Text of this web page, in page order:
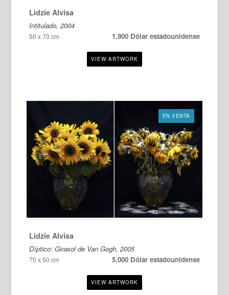
Lidzie Alvisa
Intitulado, 2004
50 x 70 cm 1,900 Dólar estadounidense
EN VENTA
Lidzie Alvisa
Díptico: Girasol de Van Gogh, 2005
70 x 50 cm 5,000 Dólar estadounidense